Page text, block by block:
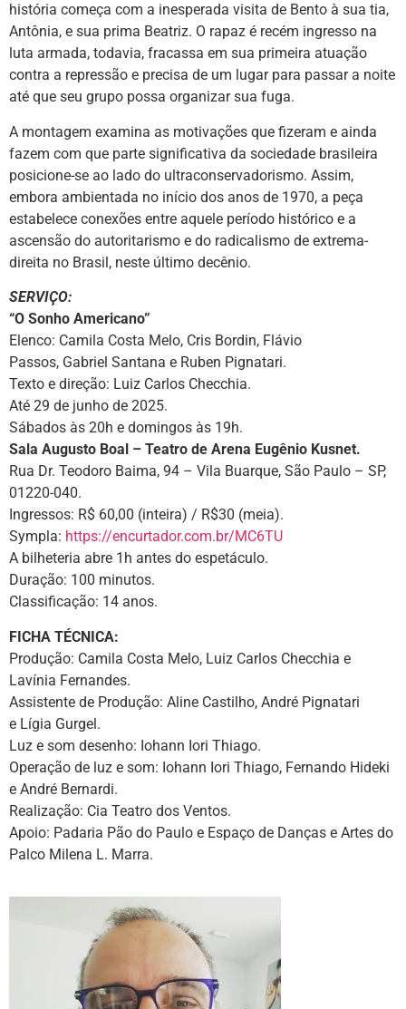
história começa com a inesperada visita de Bento à sua tia,
Antônia, e sua prima Beatriz. O rapaz é recém ingresso na
luta armada, todavia, fracassa em sua primeira atuação
contra a repressão e precisa de um lugar para passar a noite
até que seu grupo possa organizar sua fuga.
A montagem examina as motivações que fizeram e ainda
fazem com que parte significativa da sociedade brasileira
posicione-se ao lado do ultraconservadorismo. Assim,
embora ambientada no início dos anos de 1970, a peça
estabelece conexões entre aquele período histórico e a
ascensão do autoritarismo e do radicalismo de extrema-
direita no Brasil, neste último decênio.
SERVIÇO:
“O Sonho Americano”
Elenco: Camila Costa Melo, Cris Bordin, Flávio
Passos, Gabriel Santana e Ruben Pignatari.
Texto e direção: Luiz Carlos Checchia.
Até 29 de junho de 2025.
Sábados às 20h e domingos às 19h.
Sala Augusto Boal – Teatro de Arena Eugênio Kusnet.
Rua Dr. Teodoro Baima, 94 – Vila Buarque, São Paulo – SP,
01220-040.
Ingressos: R$ 60,00 (inteira) / R$30 (meia).
Sympla: https://encurtador.com.br/MC6TU
A bilheteria abre 1h antes do espetáculo.
Duração: 100 minutos.
Classificação: 14 anos.
FICHA TÉCNICA:
Produção: Camila Costa Melo, Luiz Carlos Checchia e
Lavínia Fernandes.
Assistente de Produção: Aline Castilho, André Pignatari
e Lígia Gurgel.
Luz e som desenho: Iohann Iori Thiago.
Operação de luz e som: Iohann Iori Thiago, Fernando Hideki
e André Bernardi.
Realização: Cia Teatro dos Ventos.
Apoio: Padaria Pão do Paulo e Espaço de Danças e Artes do
Palco Milena L. Marra.